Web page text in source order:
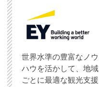
世界水準の豊富なノウ
ハウを活かして、地域
ごとに最適な観光支援